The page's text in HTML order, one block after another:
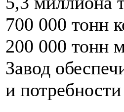
700 000 тонн
200 000 тонн
Завод
и